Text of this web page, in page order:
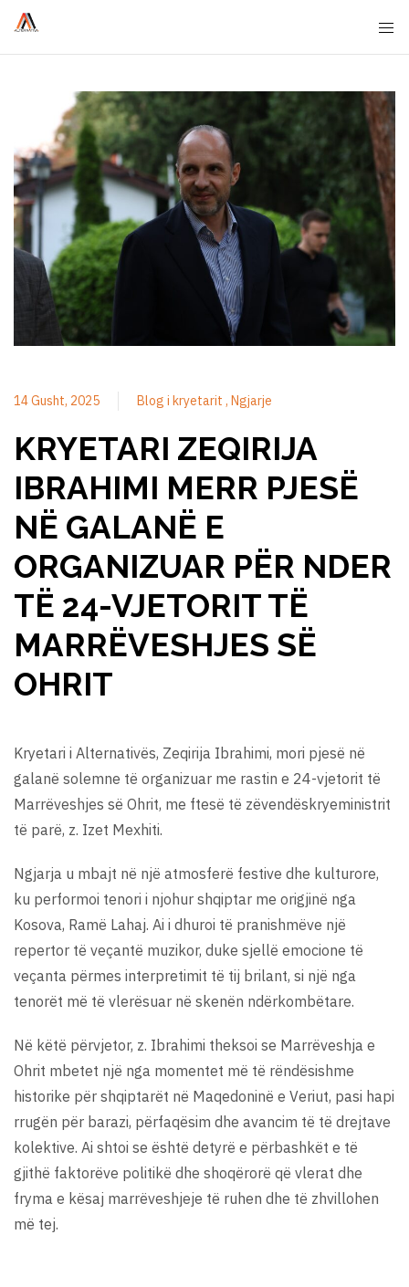
14 Gusht, 2025 Blog i kryetarit Ngjarje
KRYETARI ZEQIRIJA
IBRAHIMI MERR PJESË
NË GALANË E
ORGANIZUAR PËR NDER
TË 24-VJETORIT TË
MARRËVESHJES SË
OHRIT
Kryetari i Alternativës, Zeqirija Ibrahimi, mori pjesë në
galanë solemne të organizuar me rastin e 24-vjetorit të
Marrëveshjes së Ohrit, me ftesë të zëvendëskryeministrit
të parë, z. Izet Mexhiti.
Ngjarja u mbajt në një atmosferë festive dhe kulturore,
ku performoi tenori i njohur shqiptar me origjinë nga
Kosova, Ramë Lahaj. Ai i dhuroi të pranishmëve një
repertor të veçantë muzikor, duke sjellë emocione të
veçanta përmes interpretimit të tij brilant, si një nga
tenorët më të vlerësuar në skenën ndërkombëtare.
Në këtë përvjetor, z. Ibrahimi theksoi se Marrëveshja e
Ohrit mbetet një nga momentet më të rëndësishme
historike për shqiptarët në Maqedoninë e Veriut, pasi hapi
rrugën për barazi, përfaqësim dhe avancim të të drejtave
kolektive. Ai shtoi se është detyrë e përbashkët e të
gjithë faktorëve politikë dhe shoqërorë që vlerat dhe
fryma e kësaj marrëveshjeje të ruhen dhe të zhvillohen
më tej.